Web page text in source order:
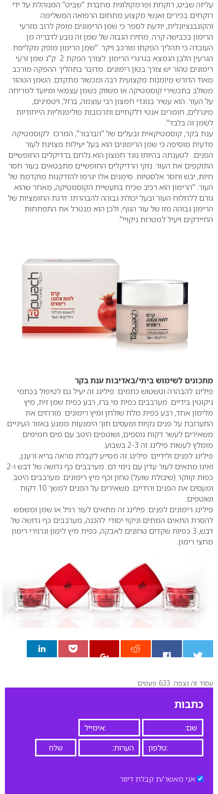
עליזה שביט, רוקחת ופרמקולוגית מחברת "שביט" המנוהלת על ידי
רוקחים בכירים ואנשי מקצוע מתחום הרפואה המשלימה
והקונבנציונלית, יודעת לספר כי שמן הרימונים מופק לרוב מזרעי
הרימון בכבישה קרה. מחירו הגבוה של שמן זה נובע לדבריה מן
העובדה כי תהליך הפקתו מורכב ויקר. "שמן הרימון מופק מקליפת
הגרעין הלבן הנמצא בגרגרי הרימון. לצורך הפקת 2 ק"ג שמן זרעי
רימונים טהור יש צורך בטון רימונים. מדובר בתהליך ההפקה מורכב
מאוד הדורש מיומנות מקצועית רבה ומכשור מתקדם. השמן הטהור
משולב בתכשירי קוסמטיקה או משווק כשמן עצמאי ומיועד למריחה
על העור. הוא עשיר בנוגדי חמצון רבי עוצמה, ברזל, ויטמינים,
מינרלים, חומרים אנטי דלקתיים ותרכובות פוליפנוליות הייחודיות
לשמן זה בלבד".
ענת בקר, קוסמטיקאית ובעלים של "הברבור", המרכז לקוסמטיקה
מדעית מוסיפה כי שמן הרימונים הוא בעל יעילות מצוינת לעור
הפנים. לטענתה בהיותו נוגד חמצון הוא נלחם ברדיקלים החופשיים
התוקפים את העור. נזקי הרדיקלים החופשיים מתבטאים בעור חסר
חיות, יבש וחסר אלסטיות. סימנים אלו יגרמו להזדקנות מוקדמת של
העור. "הרימון הוא רכיב שכיח בתעשיית הקוסמטיקה, מאחר שהוא
גורם ללחלוח העור ובעל יכולת גבוהה להבהרתו. דרגת החומציות של
הרימון גבוהה מזו של עור הגוף, ולכן הוא מנטרל את התפתחות
החיידקים ויעיל למטרות ניקויי".
מתכונים לשימוש ביתי/באדיבות ענת בקר
פילינג להבהרה וטשטוש כתמים: פילינג זה יעיל גם לטיפול בכתמי
ניקוטין בידיים. מערבבים כפית מי ברז, רבע כפית שמן זית, מיץ
מלימון אחד, רבע כפית מלח שולחן ומיץ רימונים. מורחים את
התערובת על פנים נקיות ומעסים תוך הימנעות ממגע באזור העיניים.
משאירים לעשר דקות נוספים, ושוטפים היטב עם מים חמימים.
מומלץ לעשות פילינג זה 2-3 בשבוע.
פילינג לפנים ולידיים: פילינג זה מסייע לקבלת מראה בריא ורענן,
ואינו מתאים לעור עדין עם נימי דם. מערבבים כף גדושה של דבש ו-2
כפות קווקר (שיבולת שועל) טחון וכף מיץ רימונים. מערבבים היטב
ומעסים את הפנים והידיים. משאירים על הפנים למשך 10 דקות
ושוטפים.
פילינג רימונים לפנים: פילינג זה מתאים לעור רגיל או שמן ומשמש
להסרת התאים המתים וניקוי יסודי. להכנה, מערבבים כף גדושה של
דבש, 3 כפיות שקדים טחונים לאבקה, כפית מיץ לימון וגרגירי רימון
מחצי רימון.
0
עמוד זה נצפה: 633 פעמים
כתבות
אני מאשר/ת קבלת דיוור